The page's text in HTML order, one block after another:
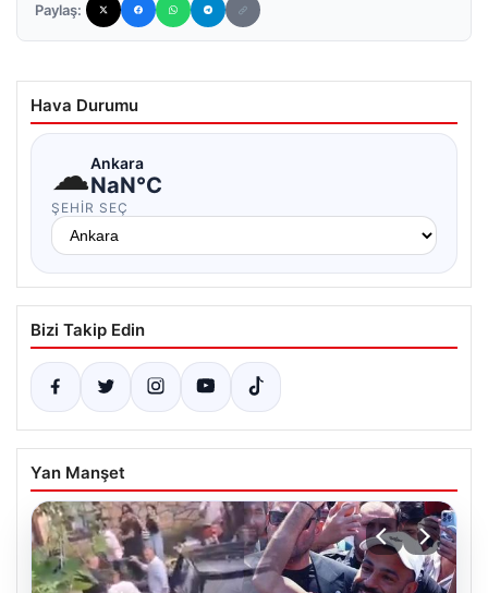
Paylaş:
Hava Durumu
☁Ankara
NaN°C
ŞEHIR SEÇ
Bizi Takip Edin
Yan Manşet